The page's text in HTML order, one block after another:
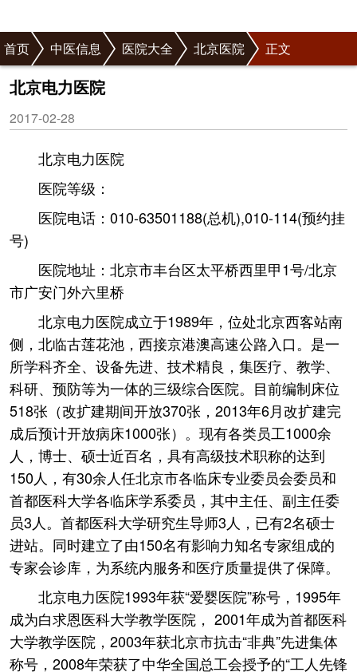
首页 中医信息 医院大全 北京医院 正文
北京电力医院
2017-02-28
北京电力医院
医院等级：
医院电话：010-63501188(总机),010-114(预约挂
号)
医院地址：北京市丰台区太平桥西里甲1号/北京
市广安门外六里桥
北京电力医院成立于1989年，位处北京西客站南
侧，北临古莲花池，西接京港澳高速公路入口。是一
所学科齐全、设备先进、技术精良，集医疗、教学、
科研、预防等为一体的三级综合医院。目前编制床位
518张（改扩建期间开放370张，2013年6月改扩建完
成后预计开放病床1000张）。现有各类员工1000余
人，博士、硕士近百名，具有高级技术职称的达到
150人，有30余人任北京市各临床专业委员会委员和
首都医科大学各临床学系委员，其中主任、副主任委
员3人。首都医科大学研究生导师3人，已有2名硕士
进站。同时建立了由150名有影响力知名专家组成的
专家会诊库，为系统内服务和医疗质量提供了保障。
北京电力医院1993年获“爱婴医院”称号，1995年
成为白求恩医科大学教学医院， 2001年成为首都医科
大学教学医院，2003年获北京市抗击“非典”先进集体
称号，2008年荣获了中华全国总工会授予的“工人先锋